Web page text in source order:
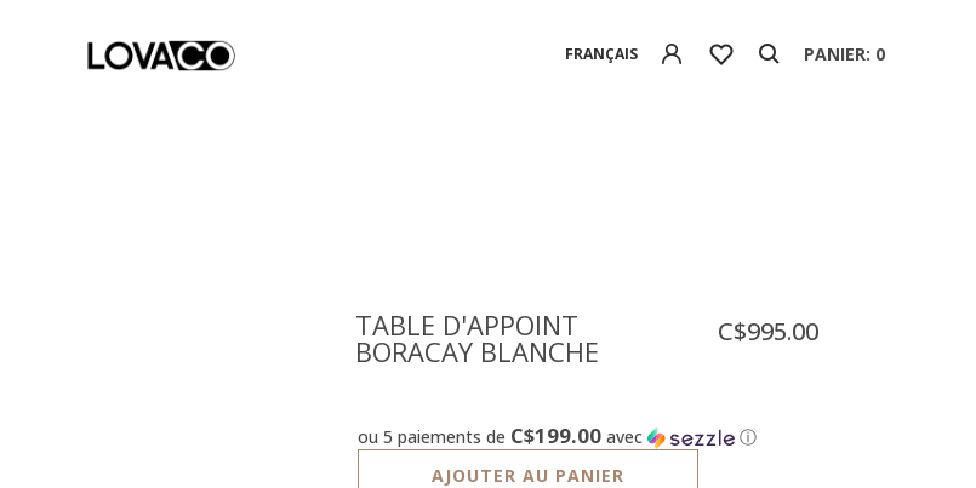
FRANÇAIS PANIER: 0
TABLE D'APPOINT
BORACAY BLANCHE
C$995.00
ou 5 paiements de C$199.00avec
ⓘ
AJOUTER AU PANIER